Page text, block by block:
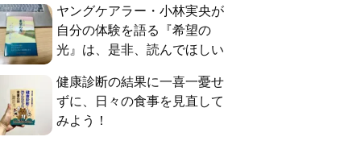
ヤングケアラー・小林実央が
自分の体験を語る『希望の
光』は、是非、読んでほしい
健康診断の結果に一喜一憂せ
ずに、日々の食事を見直して
みよう！